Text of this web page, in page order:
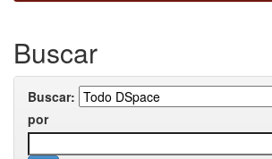
Buscar
Buscar:
por